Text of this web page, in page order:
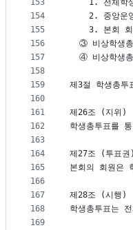
153
154
155
156
157
158
159
160
161
162
163
164
165
166
167
168
169
1. 전체학
2. 중앙운
3. 본회
③ 비상학생총
④ 비상학생총
제3절 학생총투
제26조 (지위)
학생총투표를
제27조 (투표권)
본회의 회원은
제28조 (시행)
학생총투표는